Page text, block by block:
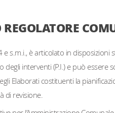
s.m.i., è articolato in
interventi (P.I.) e può essere
Elaborati costituenti la
di revisione.